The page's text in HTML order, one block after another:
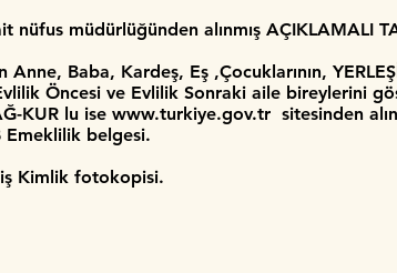
müdürlüğünden alınmış AÇIKLAMALI
Baba, Kardeş, Eş ,Çocuklarının,
Öncesi ve Evlilik Sonraki aile bireylerini
KUR lu ise www.turkiye.gov.tr sitesinden
Emeklilik belgesi.
Kimlik fotokopisi.